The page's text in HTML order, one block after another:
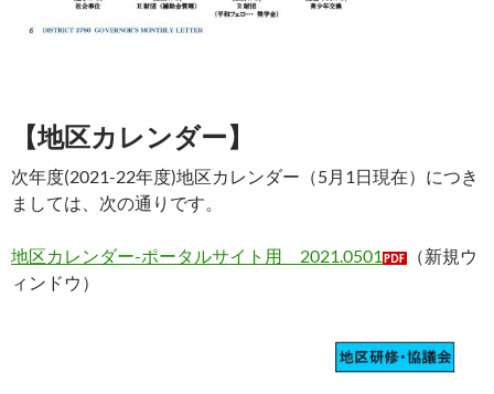
【地区カレンダー】
次年度(2021-22年度)地区カレンダー（5月1日現在）につき
ましては、次の通りです。
地区カレンダー-ポータルサイト用 2021.0501
（新規ウ
ィンドウ）